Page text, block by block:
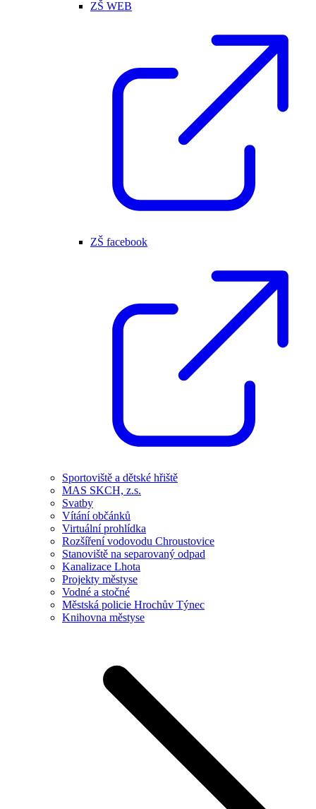
ZŠ WEB
ZŠ facebook
Sportoviště a dětské hřiště
MAS SKCH, z.s.
Svatby
Vítání občánků
Virtuální prohlídka
Rozšíření vodovodu Chroustovice
Stanoviště na separovaný odpad
Kanalizace Lhota
Projekty městyse
Vodné a stočné
Městská policie Hrochův Týnec
Knihovna městyse